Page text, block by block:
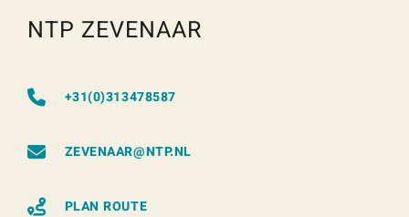
NTP ZEVENAAR
+31(0)313478587
ZEVENAAR@NTP.NL
PLAN ROUTE